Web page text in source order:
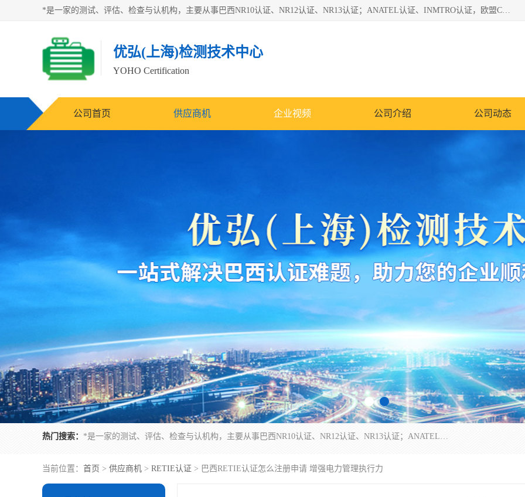
*是一家的测试、评估、检查与认机构，主要从事巴西NR10认证、NR12认证、NR13认证；ANATEL认证、INMTRO认证，欧盟CE认证：MD认证，PED认证，MID认证，ATEX认证，德国蓝色天使认证。
优弘(上海)检测技术中心
YOHO Certification
公司首页 供应商机 企业视频 公司介绍 公司动态
热门搜索： *是一家的测试、评估、检查与认机构，主要从事巴西NR10认证、NR12认证、NR13认证；ANATEL认证、INMTRO认证，欧盟CE认证：MD认证，PED认证，MID认证，ATEX认证，德国蓝色天使认证。
当前位置： 首页 > 供应商机 > RETIE认证 > 巴西RETIE认证怎么注册申请 增强电力管理执行力